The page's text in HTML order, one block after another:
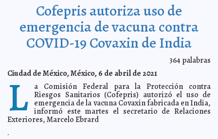
Geovanna Campos Laura Aldama
En sinergia con la iniciativa privada construiremos una
Mérida MÁS competitiva señala Renán Barrera Kamila López
2021-04-13 08:44:01 Semana de Pascua dejó solo 30 por ciento de
ocupación hotelera en Yucatán Claudia Sofía Gómez Infante
Somos la campaña más segura, porque Más Mérida es
2021-04-12 19:34:34 “Servicios públicos de calidad para todos”: Ramírez
Marín Carmen Alicia Briceño Sánchez
2021-04-12 19:31:28 Ciudadanos y políticos debemos unirnos para
construir una mejor ciudad: Gaby Cejudo. Kamila López
2021-04-12 19:27:39 Apoyan propuesta del Ingreso Básico Universal de
Cecilia Patrón Jorge Armando León Borges
2021-04-11 18:21:20
Cofepris autoriza uso de
emergencia de vacuna contra
COVID-19 Covaxin de India
364palabras
Ciudad de México, México, 6 de abril de 2021
L a Comisión Federal para la Protección contra
Riesgos Sanitarios (Cofepris) autorizó el uso de
emergencia de la vacuna Covaxin fabricada en India,
informó este martes el secretario de Relaciones
Exteriores, Marcelo Ebrard
.